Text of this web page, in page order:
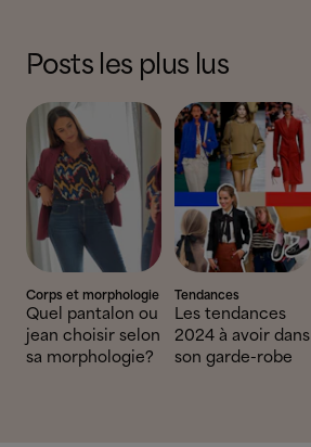
Posts les plus lus
Corps et morphologie
Quel pantalon ou
jean choisir selon
sa morphologie?
Tendances
Les tendances
2024 à avoir dans
son garde-robe